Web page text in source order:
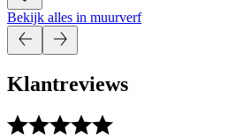
Bekijk alles in muurverf
Klantreviews